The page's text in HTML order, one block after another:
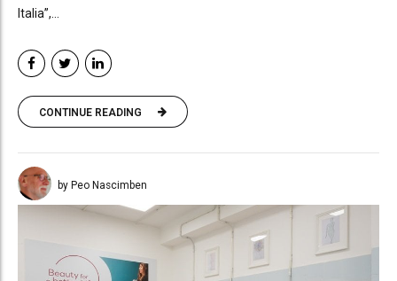
Italia”,...
CONTINUE READING
by Peo Nascimben